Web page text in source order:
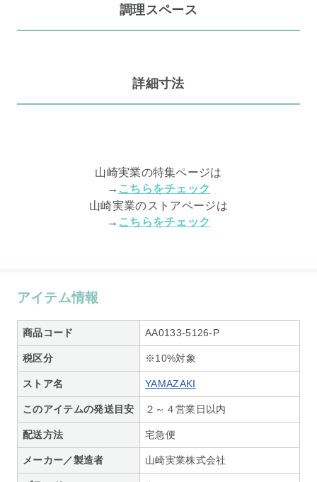
調理スペース
詳細寸法
山崎実業の特集ページは
→ こちらをチェック
山崎実業のストアページは
→ こちらをチェック
アイテム情報
商品コード AA0133-5126-P
税区分 ※10%対象
ストア名 YAMAZAKI
このアイテムの発送目安 ２～４営業日以内
配送方法 宅急便
メーカー／製造者 山崎実業株式会社